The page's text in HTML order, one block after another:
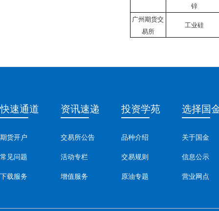
锌
广州期货交
易所
工业硅
快速通道
期货开户
常见问题
下载服务
资讯速递
交易所公告
活动专栏
增值服务
投资学苑
品种介绍
交易规则
原油专题
选择国
关于国金
信息公示
营业网点